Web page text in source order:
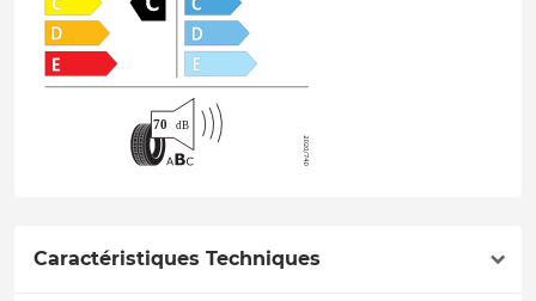
Caractéristiques Techniques